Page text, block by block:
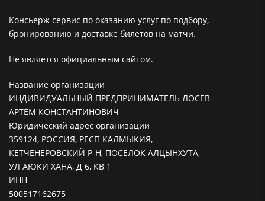
Консьерж-сервис по оказанию услуг по подбору,
бронированию и доставке билетов на матчи.
Не является официальным сайтом.
Название организации
ИНДИВИДУАЛЬНЫЙ ПРЕДПРИНИМАТЕЛЬ ЛОСЕВ
АРТЕМ КОНСТАНТИНОВИЧ
Юридический адрес организации
359124, РОССИЯ, РЕСП КАЛМЫКИЯ,
КЕТЧЕНЕРОВСКИЙ Р-Н, ПОСЕЛОК АЛЦЫНХУТА,
УЛ АЮКИ ХАНА, Д 6, КВ 1
ИНН
500517162675